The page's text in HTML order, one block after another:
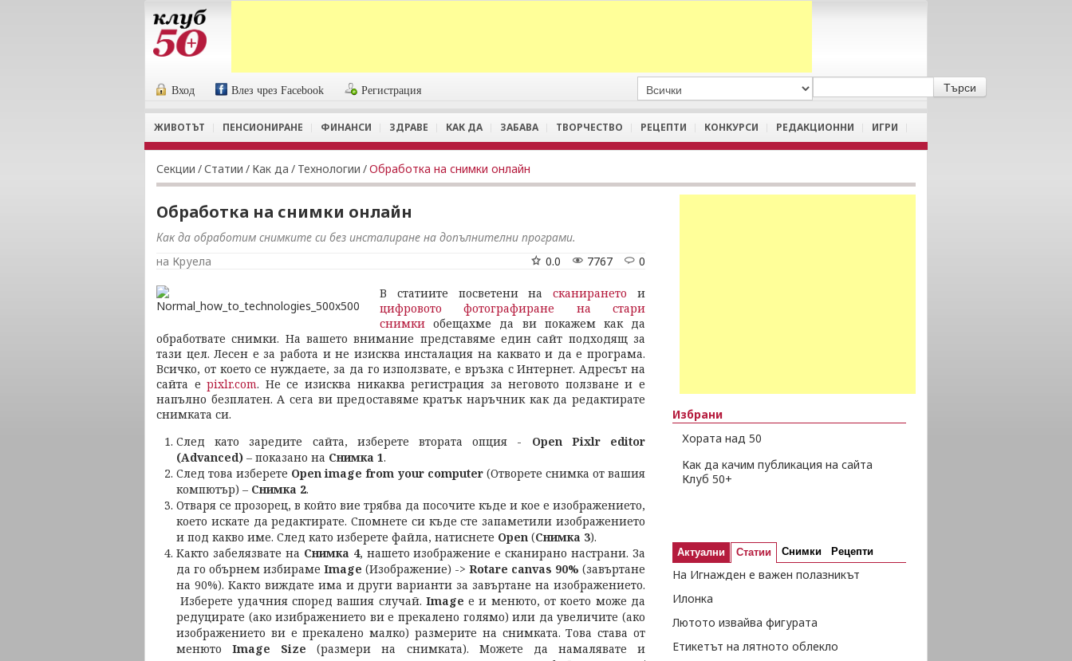
Вход Влез чрез Facebook Регистрация
ЖИВОТЪТ ПЕНСИОНИРАНЕ ФИНАНСИ ЗДРАВЕ КАК ДА ЗАБАВА ТВОРЧЕСТВО РЕЦЕПТИ КОНКУРСИ РЕДАКЦИОННИ ИГРИ
Секции /Статии / Как да / Технологии /Обработка на снимки онлайн
Обработка на снимки онлайн
Как да обработим снимките си без инсталиране на допълнителни програми.
на Круела
0
7767
0.0
В статиите посветени насканирането и
цифровото фотографиране на стари
снимки обещахме да ви покажем как да
обработвате снимки. На вашето внимание представяме един сайт подходящ за
тази цел. Лесен е за работа и не изисква инсталация на каквато и да е програма.
Всичко, от което се нуждаете, за да го използвате, е връзка с Интернет. Адресът на
сайта еpixlr.com. Не се изисква никаква регистрация за неговото ползване и е
напълно безплатен. А сега ви предоставяме кратък наръчник как да редактирате
снимката си.
След като заредите сайта, изберете втората опция - Open Pixlr editor
(Advanced) – показано на Снимка 1.
След това изберете Open image from your computer(Отворете снимка от вашия
компютър) – Снимка 2.
Отваря се прозорец, в който вие трябва да посочите къде и кое е изображението,
което искате да редактирате. Спомнете си къде сте запаметили изображението
и под какво име. След като изберете файла, натиснете Open (Снимка 3).
Както забелязвате на Снимка 4, нашето изображение е сканирано настрани. За
да го обърнем избираме Image (Изображение) -> Rotare canvas 90% (завъртане
на 90%). Както виждате има и други варианти за завъртане на изображението.
Изберете удачния според вашия случай. Image е и менюто, от което може да
редуцирате (ако изибражението ви е прекалено голямо) или да увеличите (ако
изображението ви е прекалено малко) размерите на снимката. Това става от
менютоImage Size(размери на снимката). Можете да намалявате и
Избрани
Хората над 50
Как да качим публикация на сайта
Клуб 50+
Актуални Статии Снимки Рецепти
На Игнажден е важен полазникът
Илонка
Лютото извайва фигурата
Етикетът на лятното облекло